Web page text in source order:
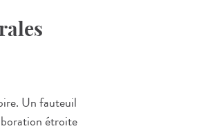
Un fauteuil
étroite